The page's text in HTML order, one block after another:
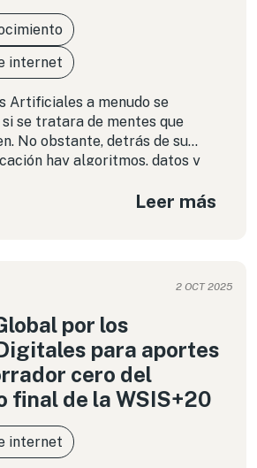
internet
Artificiales a menudo se
se tratara de mentes que
No obstante, detrás de su
hay algoritmos, datos y
sus potencialidades. En lugar
Leer más
2 OCT 2025
por los
para aportes
cero del
final de la WSIS+20
internet